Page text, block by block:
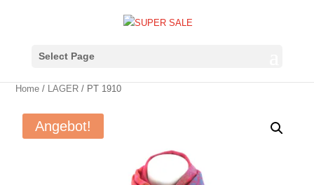
Select Page
Home / LAGER / PT 1910
Angebot!